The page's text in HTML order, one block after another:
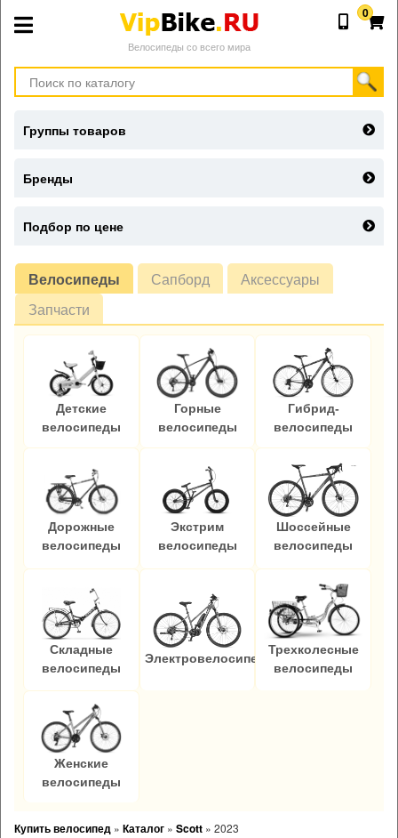
Велосипеды со всего мира
0
Велосипеды Сапборд
Аксессуары
Запчасти
Детские
велосипеды
Горные
велосипеды
Гибрид-
велосипеды
Дорожные
велосипеды
Экстрим
велосипеды
Шоссейные
велосипеды
Складные
велосипеды
Электровелосипеды
Трехколесные
велосипеды
Женские
велосипеды
Купить велосипед » Каталог » Scott » 2023
Группы товаров
Бренды
Подбор по цене